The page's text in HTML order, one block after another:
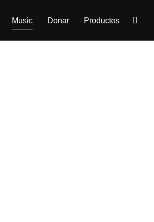
Music Donar Productos